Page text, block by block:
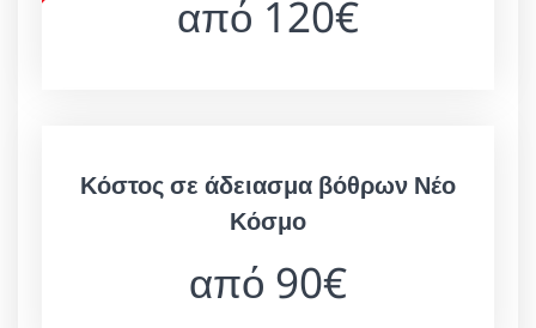
από 120€
Κόστος σε άδειασμα βόθρων Νέο
Κόσμο
από 90€